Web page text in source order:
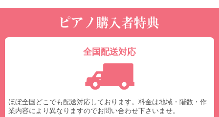
全国配送対応
ほぼ全国どこでも配送対応しております。料金は地域・階数・作
業内容により異なりますのでお問い合わせ下さいませ。